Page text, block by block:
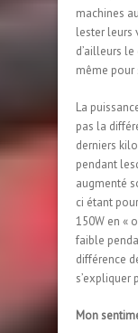
machines
lester leurs
d’ailleurs
même
La
pas la
derniers
pendant
augmenté
ci étant
150W en «
faible
différence
s’expliquer
Mon